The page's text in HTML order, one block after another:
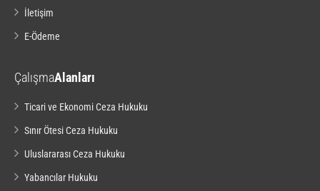
İletişim
E-Ödeme
ÇalışmaAlanları
Ticari ve Ekonomi Ceza Hukuku
Sınır Ötesi Ceza Hukuku
Uluslararası Ceza Hukuku
Yabancılar Hukuku